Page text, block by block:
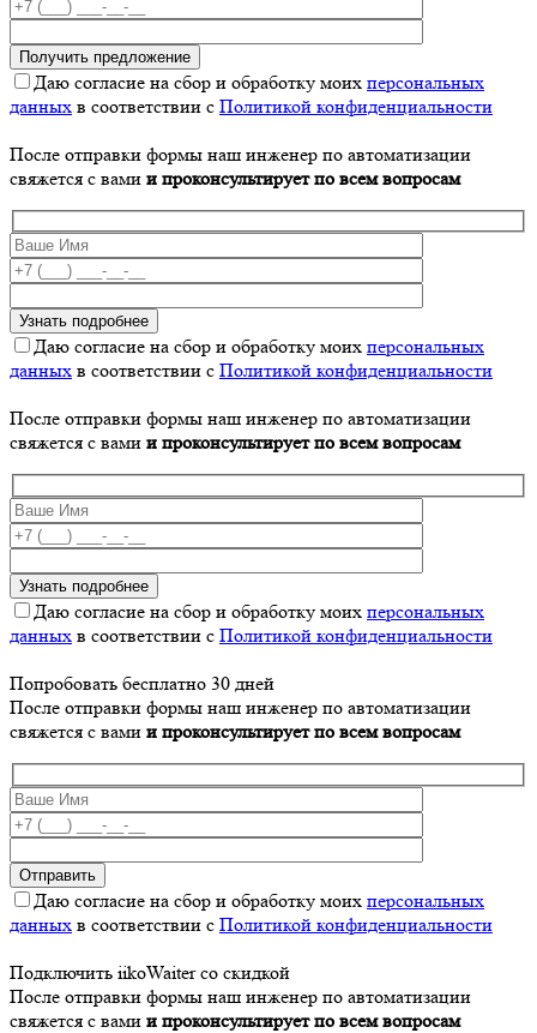
Даю согласие на сбор и обработку моих персональных
данных в соответствии с Политикой конфиденциальности
После отправки формы наш инженер по автоматизации
свяжется с вами и проконсультирует по всем вопросам
Даю согласие на сбор и обработку моих персональных
данных в соответствии с Политикой конфиденциальности
После отправки формы наш инженер по автоматизации
свяжется с вами и проконсультирует по всем вопросам
Даю согласие на сбор и обработку моих персональных
данных в соответствии с Политикой конфиденциальности
Попробовать бесплатно 30 дней
После отправки формы наш инженер по автоматизации
свяжется с вами и проконсультирует по всем вопросам
Даю согласие на сбор и обработку моих персональных
данных в соответствии с Политикой конфиденциальности
Подключить iikoWaiter со скидкой
После отправки формы наш инженер по автоматизации
свяжется с вами и проконсультирует по всем вопросам